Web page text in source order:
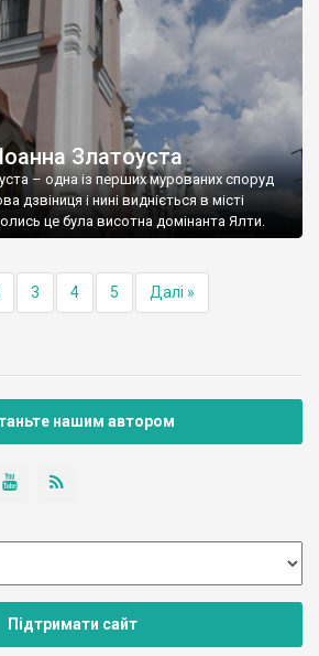
Златоуста
– одна із перших мурованих споруд
дзвіниця і нині видніється в місті
це була висотна домінанта Ялти.
3 4 5 Далі »
нашим автором
Підтримати сайт